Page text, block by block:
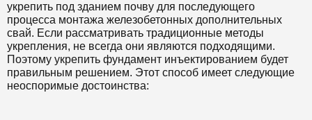
укрепить под зданием почву для последующего
процесса монтажа железобетонных дополнительных
свай. Если рассматривать традиционные методы
укрепления, не всегда они являются подходящими.
Поэтому укрепить фундамент инъектированием будет
правильным решением. Этот способ имеет следующие
неоспоримые достоинства: